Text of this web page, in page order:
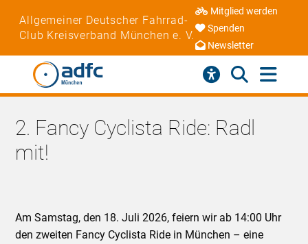
Allgemeiner Deutscher Fahrrad-
Club Kreisverband München e. V.
Mitglied werden
Spenden
Newsletter
2. Fancy Cyclista Ride: Radl
mit!
Am Samstag, den 18. Juli 2026, feiern wir ab 14:00 Uhr
den zweiten Fancy Cyclista Ride in München – eine